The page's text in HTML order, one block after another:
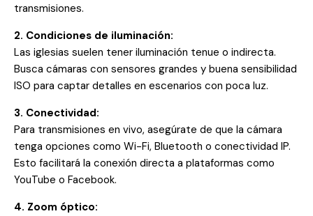
transmisiones.
2. Condiciones de iluminación:
Las iglesias suelen tener iluminación tenue o indirecta.
Busca cámaras con sensores grandes y buena sensibilidad
ISO para captar detalles en escenarios con poca luz.
3. Conectividad:
Para transmisiones en vivo, asegúrate de que la cámara
tenga opciones como Wi-Fi, Bluetooth o conectividad IP.
Esto facilitará la conexión directa a plataformas como
YouTube o Facebook.
4. Zoom óptico: